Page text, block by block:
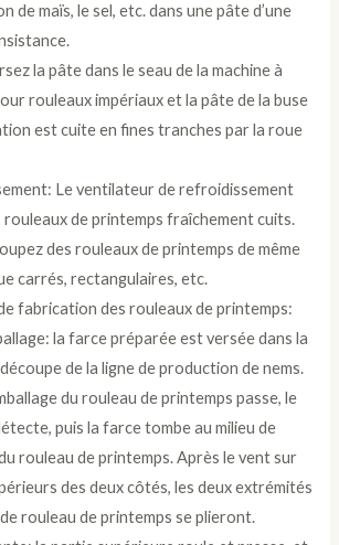
de maïs, le sel, etc. dans une pâte d’une
la pâte dans le seau de la machine à
rouleaux impériaux et la pâte de la buse
est cuite en fines tranches par la roue
Le ventilateur de refroidissement
de printemps fraîchement cuits.
des rouleaux de printemps de même
carrés, rectangulaires, etc.
fabrication des rouleaux de printemps:
la farce préparée est versée dans la
de la ligne de production de nems.
du rouleau de printemps passe, le
puis la farce tombe au milieu de
du rouleau de printemps. Après le vent sur
des deux côtés, les deux extrémités
rouleau de printemps se plieront.